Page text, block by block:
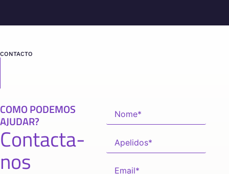
CONTACTO
COMO PODEMOS
AJUDAR?
Contacta-
nos